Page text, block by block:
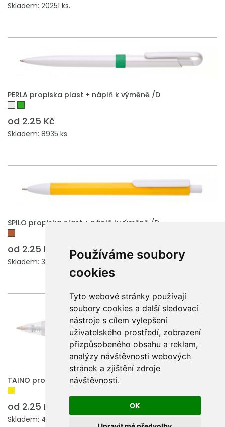
Používáme soubory
cookies
Tyto webové stránky používají
soubory cookies a další sledovací
nástroje s cílem vylepšení
uživatelského prostředí, zobrazení
přizpůsobeného obsahu a reklam,
analýzy návštěvnosti webových
stránek a zjištění zdroje
návštěvnosti.
OK
Skladem: 20251 ks.
PERLA propiska plast + náplň k výměně /D
od 2.25 Kč
Skladem: 8935 ks.
SPILO propiska plast + náplň k výměně /D
od 2.25 Kč
Skladem: 3000 ks.
TAINO propiska plast + náplň k výměně /D
od 2.25 Kč
Skladem: 4060 ks.